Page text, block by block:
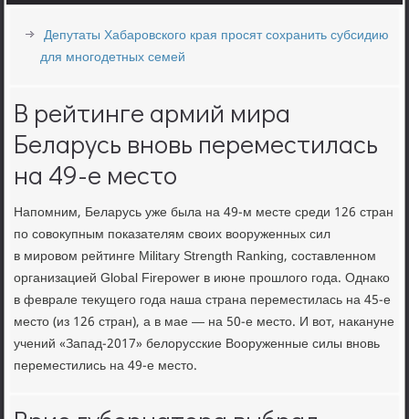
Депутаты Хабаровского края просят сохранить субсидию
для многодетных семей
В рейтинге армий мира
Беларусь вновь переместилась
на 49-е место
Напомним, Беларусь уже была на 49-м месте среди 126 стран
по совокупным показателям своих вооруженных сил
в мировом рейтинге Military Strength Ranking, составленном
организацией Global Firepower в июне прошлого года. Однако
в феврале текущего года наша страна переместилась на 45-е
место (из 126 стран), а в мае — на 50-е место. И вот, накануне
учений «Запад-2017» белорусские Вооруженные силы вновь
переместились на 49-е место.